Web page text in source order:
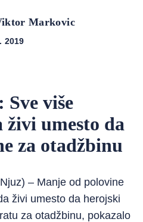
Markovic
2019
Sve više
umesto da
za otadžbinu
– Manje od polovine
živi umesto da herojski
za otadžbinu, pokazalo